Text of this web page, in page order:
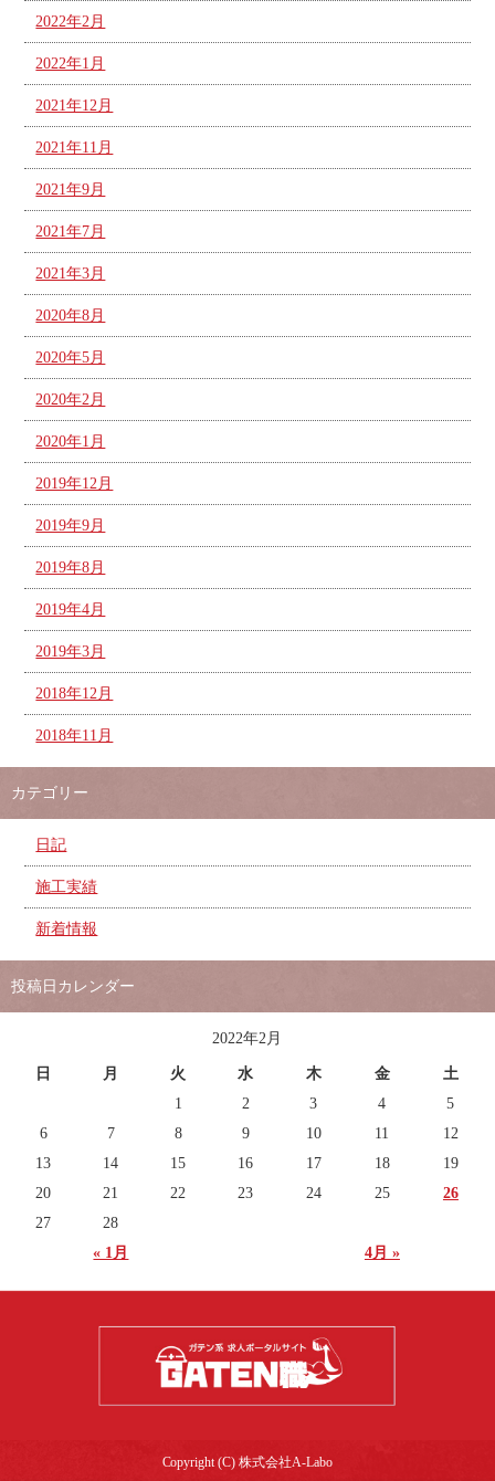
2022年2月
2022年1月
2021年12月
2021年11月
2021年9月
2021年7月
2021年3月
2020年8月
2020年5月
2020年2月
2020年1月
2019年12月
2019年9月
2019年8月
2019年4月
2019年3月
2018年12月
2018年11月
カテゴリー
日記
施工実績
新着情報
投稿日カレンダー
2022年2月
日 月 火 水 木 金 土
« 1月 4月 »
1 2 3 4
5
6
7 8 9 10 11
12
13
14 15 16 17 18
19
20
21 22 23 24 25
26
27
28
Copyright (C) 株式会社A-Labo